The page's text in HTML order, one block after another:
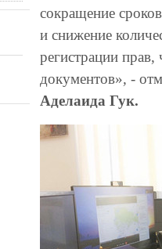
сокращение
и снижение
регистрации прав,
документов», -
Аделаида Гук.